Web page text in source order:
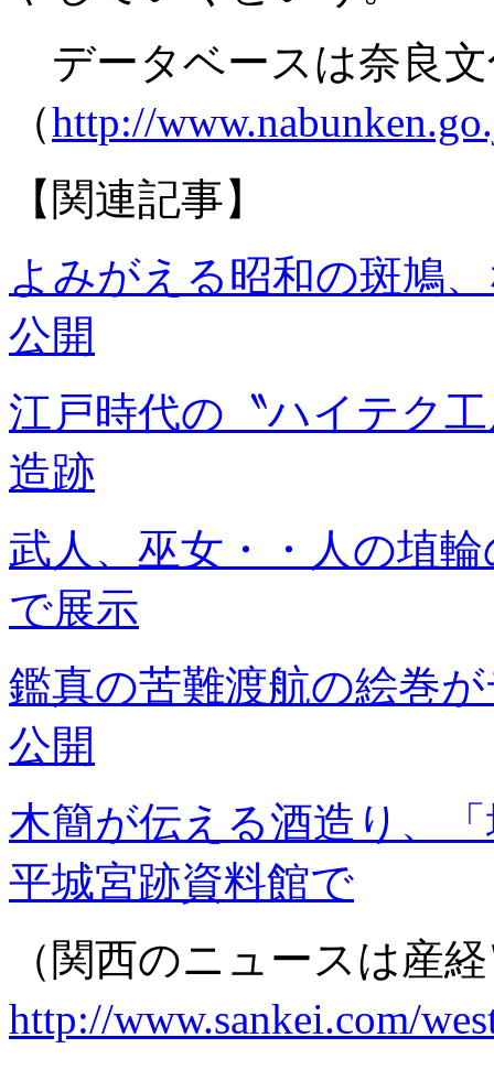
データベースは奈良
（http://
【関連記事】
よみがえる昭和の斑鳩
公開
江戸時代の〝ハイテク
造跡
武人、巫女・・人の埴
で展示
鑑真の苦難渡航の絵巻
公開
木簡が伝える酒造り、
平城宮跡資料館で
（関西のニュースは産
http://www.sankei.com/